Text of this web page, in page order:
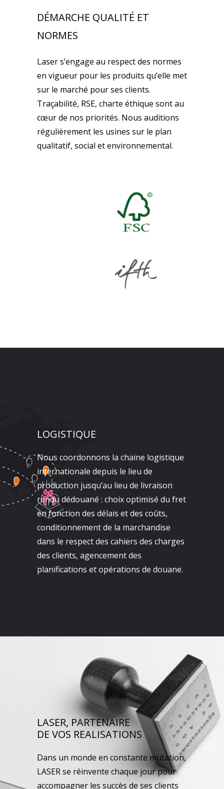
DÉMARCHE QUALITÉ ET
NORMES
Laser s’engage au respect des normes
en vigueur pour les produits qu’elle met
sur le marché pour ses clients.
Traçabilité, RSE, charte éthique sont au
cœur de nos priorités. Nous auditions
régulièrement les usines sur le plan
qualitatif, social et environnemental.
LOGISTIQUE
Nous coordonnons la chaine logistique
internationale depuis le lieu de
production jusqu’au lieu de livraison
rendu dédouané : choix optimisé du fret
en fonction des délais et des coûts,
conditionnement de la marchandise
dans le respect des cahiers des charges
des clients, agencement des
planifications et opérations de douane.
LASER, PARTENAIRE
DE VOS REALISATIONS
Dans un monde en constante mutation,
LASER se réinvente chaque jour pour
accompagner les succès de ses clients